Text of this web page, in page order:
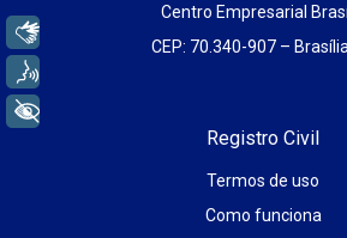
Centro Empresarial
CEP: 70.340-907 –
Registro Civil
Termos de uso
Como funciona